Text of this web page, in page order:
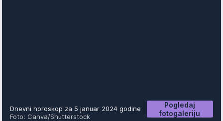
Pogledaj
fotogaleriju
Dnevni horoskop za 5 januar 2024 godine
Foto: Canva/Shutterstock